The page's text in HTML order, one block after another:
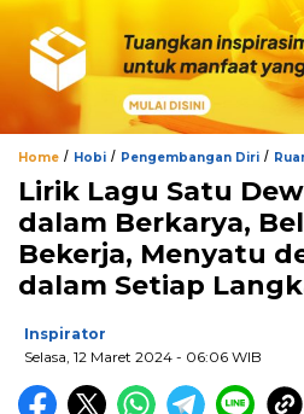
Home / Hobi / Pengembangan Diri /
Lirik Lagu Satu
dalam Berkarya,
Bekerja, Menyatu
dalam Setiap
Inspirator
Selasa, 12 Maret 2024 - 06:06 WIB